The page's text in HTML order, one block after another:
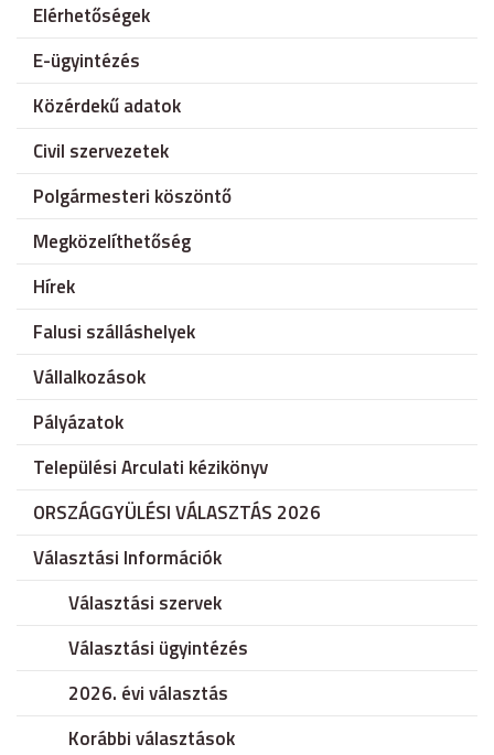
Elérhetőségek
E-ügyintézés
Közérdekű adatok
Civil szervezetek
Polgármesteri köszöntő
Megközelíthetőség
Hírek
Falusi szálláshelyek
Vállalkozások
Pályázatok
Települési Arculati kézikönyv
ORSZÁGGYÜLÉSI VÁLASZTÁS 2026
Választási Információk
Választási szervek
Választási ügyintézés
2026. évi választás
Korábbi választások